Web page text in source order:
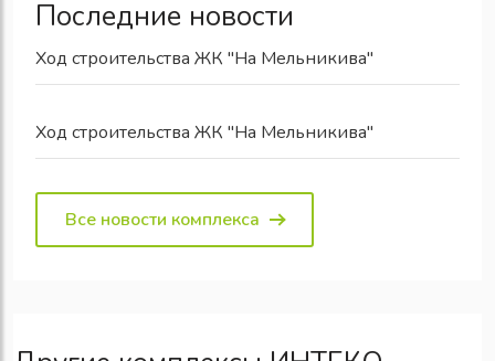
Последние новости
Ход строительства ЖК "На Мельникива"
Ход строительства ЖК "На Мельникива"
Все новости комплекса